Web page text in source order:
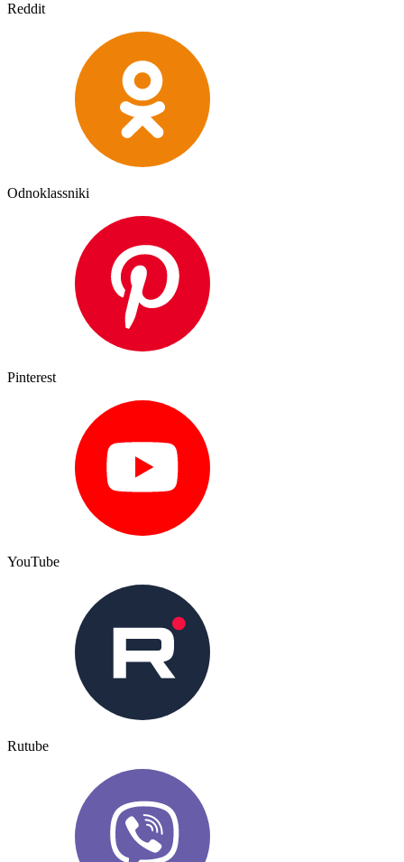
Reddit
Odnoklassniki
Pinterest
YouTube
Rutube